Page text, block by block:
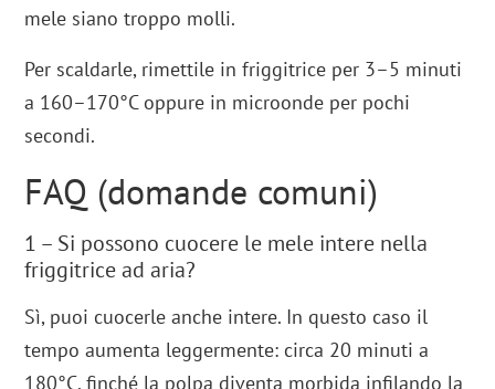
mele siano troppo molli.
Per scaldarle, rimettile in friggitrice per 3–5 minuti
a 160–170°C oppure in microonde per pochi
secondi.
FAQ (domande comuni)
1 – Si possono cuocere le mele intere nella
friggitrice ad aria?
Sì, puoi cuocerle anche intere. In questo caso il
tempo aumenta leggermente: circa 20 minuti a
180°C, finché la polpa diventa morbida infilando la